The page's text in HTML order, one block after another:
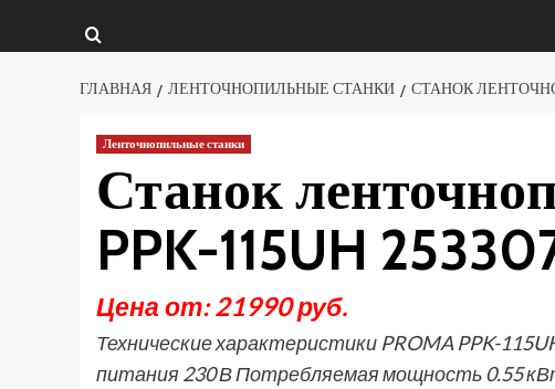
ГЛАВНАЯ ЛЕНТОЧНОПИЛЬНЫЕ СТАНКИ СТАНОК
Ленточнопильные станки
Станок
PPK-115UH
Цена от: 21990 руб.
Технические характеристики PROMA PPK-
питания 230 В Потребляемая мощность 0.55